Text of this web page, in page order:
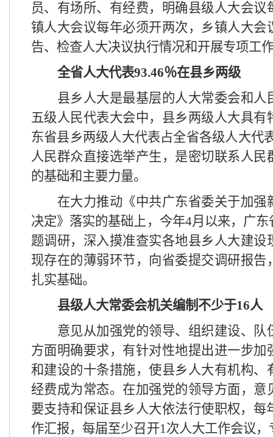
员、有场所、有经费，明确县级人大会议
镇人大会议每年必须开两次，乡镇人大会
告、检查人大决议执行情况和开展专项工
全省人大代表93.46％在县乡两级
县乡人大是最基层的人大常委会和人
五级人民代表大会中，县乡两级人大具有
东省县乡两级人大代表占全省各级人大代
人民群众直接选举产生，是密切联系人民
的基础和主要力量。
在大力推动《中共广东省委关于加强
决定》落实的基础上，今年4月以来，广
题调研，深入摸准查实各地县乡人大建设
现存在的薄弱环节，向省委提交调研报告
扎实基础。
县级人大常委会机关编制不少于16人
意见从加强党的领导、组织建设、队
方面明确要求，有针对性地提出进一步加
和建设的十条措施，使县乡人大有机构、
经费成为常态。在加强党的领导方面，意
要支持和保证县乡人大依法行使职权，每
作汇报，每届至少召开1次人大工作会议